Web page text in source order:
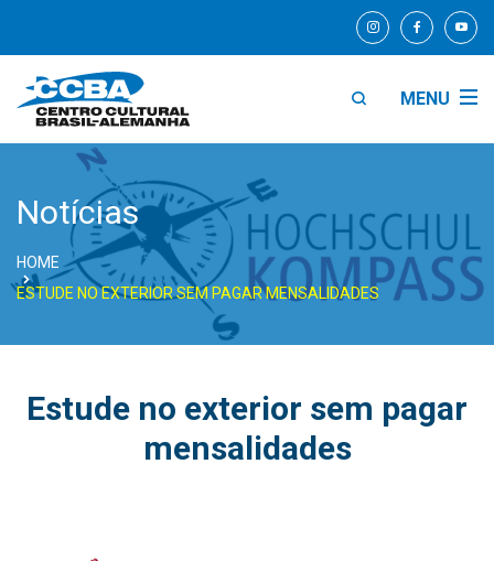
MENU
Notícias
HOME
ESTUDE NO EXTERIOR SEM PAGAR MENSALIDADES
Estude no exterior sem pagar
mensalidades